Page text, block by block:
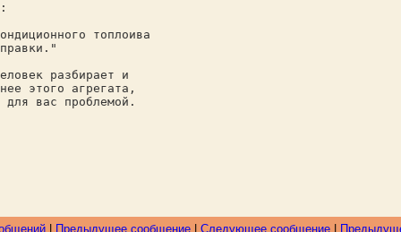
топлоива
разбирает и
этого агрегата,
вас проблемой.
| Предыдущее сообщение| Следующее сообщение|